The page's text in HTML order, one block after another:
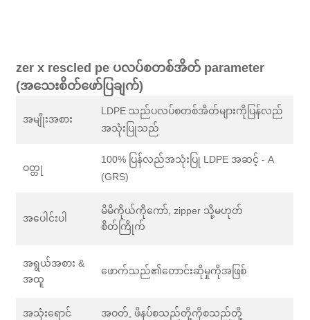
zer x rescled pe ပလပ်စတစ်အိတ် parameter
(အသေးစိတ်ဖော်ပြချက်)
အမျိုးအစား
LDPE သည်ပလပ်စတစ်အိတ်များကိုပြန်လည်
အသုံးပြုသည်
ဝတ္တု
100% ပြန်လည်အသုံးပြု LDPE အဆင့် - A
(GRS)
အပေါင်းပါ
မိမိကိုယ်ကိုကော်, zipper သို့မဟုတ်
စိတ်ကြိုက်
အရွယ်အစား &
အထူ
ဖောက်သည်၏တောင်းဆိုမှုကိုအဖြစ်
အသုံးရောင် အဝတ်, ဖိနပ်စသည်တို့ကိုစသည်တို့